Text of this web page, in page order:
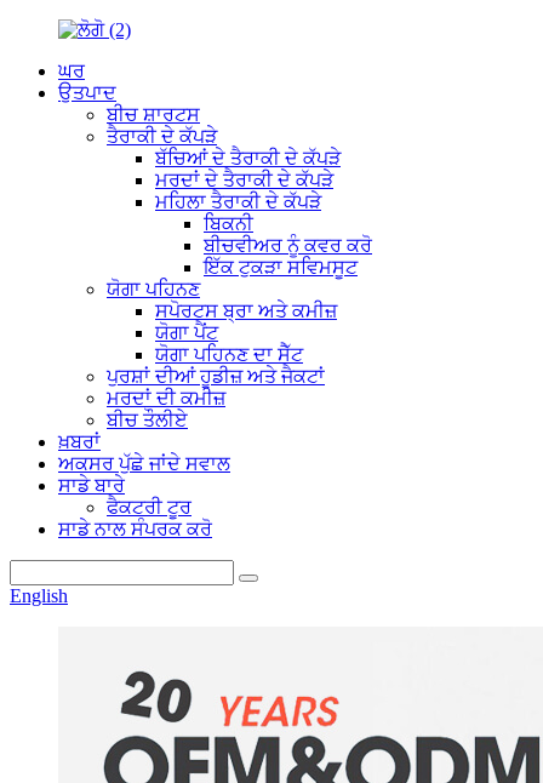
ਘਰ
ਉਤਪਾਦ
ਬੀਚ ਸ਼ਾਰਟਸ
ਤੈਰਾਕੀ ਦੇ ਕੱਪੜੇ
ਬੱਚਿਆਂ ਦੇ ਤੈਰਾਕੀ ਦੇ ਕੱਪੜੇ
ਮਰਦਾਂ ਦੇ ਤੈਰਾਕੀ ਦੇ ਕੱਪੜੇ
ਮਹਿਲਾ ਤੈਰਾਕੀ ਦੇ ਕੱਪੜੇ
ਬਿਕਨੀ
ਬੀਚਵੀਅਰ ਨੂੰ ਕਵਰ ਕਰੋ
ਇੱਕ ਟੁਕੜਾ ਸਵਿਮਸੂਟ
ਯੋਗਾ ਪਹਿਨਣ
ਸਪੋਰਟਸ ਬ੍ਰਾ ਅਤੇ ਕਮੀਜ਼
ਯੋਗਾ ਪੈਂਟ
ਯੋਗਾ ਪਹਿਨਣ ਦਾ ਸੈੱਟ
ਪੁਰਸ਼ਾਂ ਦੀਆਂ ਹੂਡੀਜ਼ ਅਤੇ ਜੈਕਟਾਂ
ਮਰਦਾਂ ਦੀ ਕਮੀਜ਼
ਬੀਚ ਤੌਲੀਏ
ਖ਼ਬਰਾਂ
ਅਕਸਰ ਪੁੱਛੇ ਜਾਂਦੇ ਸਵਾਲ
ਸਾਡੇ ਬਾਰੇ
ਫੈਕਟਰੀ ਟੂਰ
ਸਾਡੇ ਨਾਲ ਸੰਪਰਕ ਕਰੋ
English